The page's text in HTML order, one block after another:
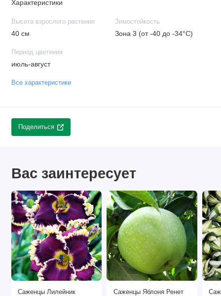
Характеристики
Высота взрослого растения
40 см
Зимостойкость
Зона 3 (от -40 до -34°C)
Период цветения
июль-август
Все характеристики
Поделиться
Вас заинтересует
Саженцы Лилейник
Саженцы Яблоня Ренет